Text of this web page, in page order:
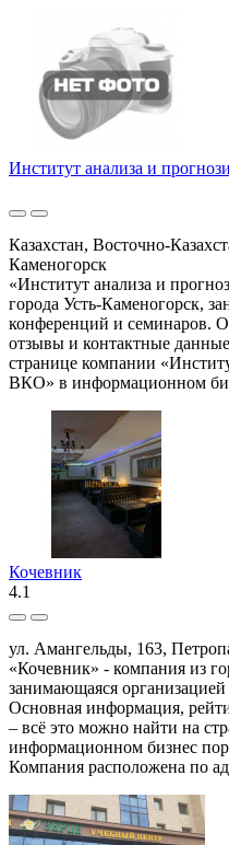
Институт анализа и
Казахстан, Восточно-
Каменогорск
«Институт анализа и
города Усть-Каменогорск,
конференций и семинаров.
отзывы и контактные
странице компании
ВКО» в информационном
Кочевник
4.1
ул. Амангельды, 163,
«Кочевник» - компания из
занимающаяся
Основная информация,
– всё это можно найти на
информационном бизнес
Компания расположена по